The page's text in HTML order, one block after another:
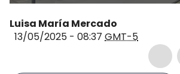
Luisa María Mercado
13/05/2025 - 08:37 GMT-5